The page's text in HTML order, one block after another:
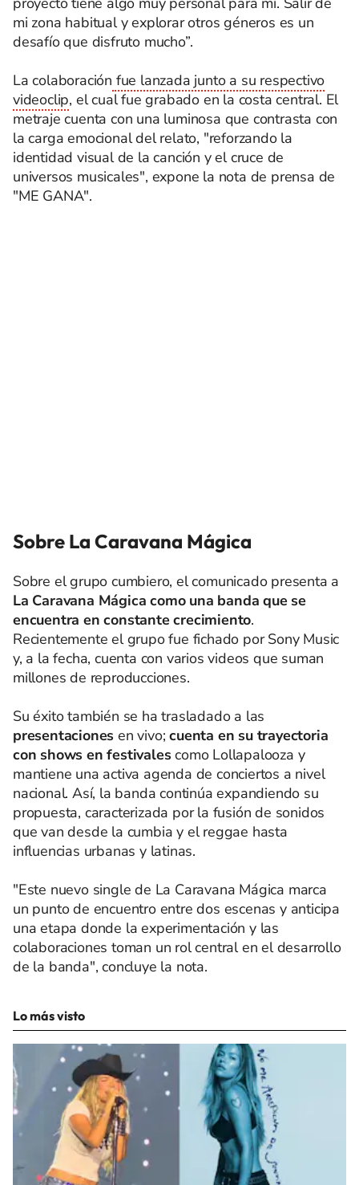
mi zona habitual y explorar otros géneros es un
desafío que disfruto mucho”.
La colaboración fue lanzada junto a su respectivo
videoclip, el cual fue grabado en la costa central. El
metraje cuenta con una luminosa que contrasta con
la carga emocional del relato, "reforzando la
identidad visual de la canción y el cruce de
universos musicales", expone la nota de prensa de
"ME GANA".
Sobre La Caravana Mágica
Sobre el grupo cumbiero, el comunicado presenta a
La Caravana Mágica como una banda que se
encuentra en constante crecimiento.
Recientemente el grupo fue fichado por Sony Music
y, a la fecha, cuenta con varios videos que suman
millones de reproducciones.
Su éxito también se ha trasladado a las
presentaciones en vivo;cuenta en su trayectoria
con shows en festivalescomo Lollapalooza y
mantiene una activa agenda de conciertos a nivel
nacional. Así, la banda continúa expandiendo su
propuesta, caracterizada por la fusión de sonidos
que van desde la cumbia y el reggae hasta
influencias urbanas y latinas.
"Este nuevo single de La Caravana Mágica marca
un punto de encuentro entre dos escenas y anticipa
una etapa donde la experimentación y las
colaboraciones toman un rol central en el desarrollo
de la banda", concluye la nota.
Lo más visto